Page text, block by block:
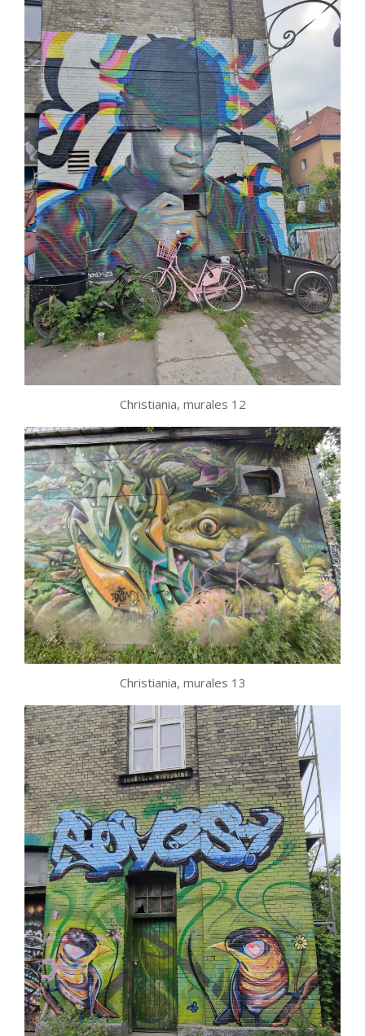
Christiania, murales 12
Christiania, murales 13